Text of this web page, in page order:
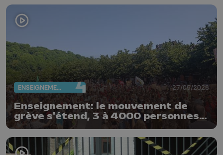
ENSEIGNEMENT 27/05/2026
Enseignement: le mouvement de
grève s'étend, 3 à 4000 personnes
rassemblées ce matin à Liège